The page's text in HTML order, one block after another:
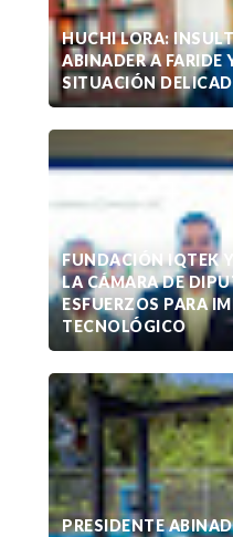
HUCHI LORA:
ABINADER A FARIDE
SITUACIÓN
FUNDACIÓN IQTEK
LA CÁMARA DE
ESFUERZOS PARA
TECNOLÓGICO
PRESIDENTE